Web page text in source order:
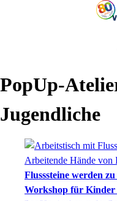
PopUp-
Jugendliche
Flusssteine werden
Workshop für Kinder